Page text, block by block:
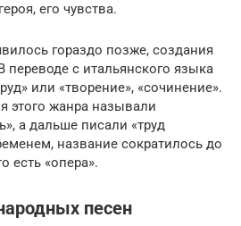
его чувства.
гораздо позже, создания
переводе с итальянского языка
или «творение», «сочинение».
этого жанра называли
а дальше писали «труд
название сократилось до
есть «опера».
песен